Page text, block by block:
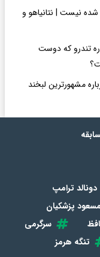
نیست | نتانیاهو و
تندرو که دوست
مشهورترین لبخند
دونالد ترامپ
مسعود پزشکیان
سرگرمی
تنگه هرمز